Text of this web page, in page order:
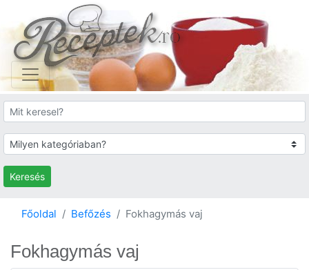
Keresés
Főoldal Befőzés Fokhagymás vaj
Fokhagymás vaj